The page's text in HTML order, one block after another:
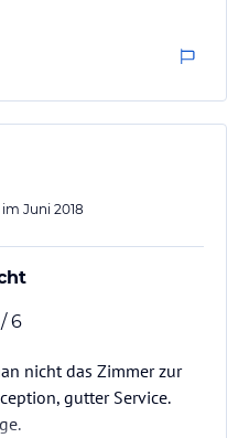
Juni 2018
/ 6
nicht das Zimmer zur
gutter Service.